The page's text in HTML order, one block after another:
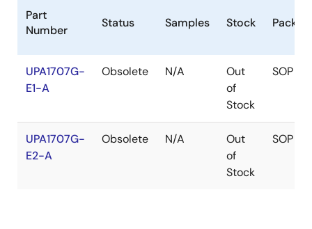
Part
Number
Status Samples Stock
UPA1707G-
E1-A
Obsolete N/A
Out
of
Stock
SOP
UPA1707G-
E2-A
Obsolete N/A
Out
of
Stock
SOP